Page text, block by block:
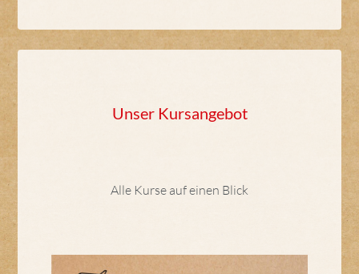
Unser Kursangebot
Alle Kurse auf einen Blick